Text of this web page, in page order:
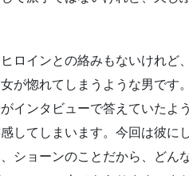
ロインとの絡みもないけれど
が惚れてしまうような男です
インタビューで答えていたよ
してしまいます。今回は彼に
ショーンのことだから、どん